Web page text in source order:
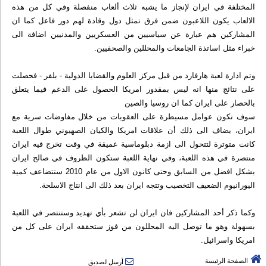
المختلفة في ايران لإنجاز ما يشبه ثلاث ألعاب منفصلة وفي كل من هذه
الالعاب يكون اللاعبون ضمن فرق تمثل دول وقادة لهم دور فاعل كما ان
المشاركين هم عبارة عن سياسيين من العسكريين والمدنيين اضافة الى
خبراء مثل اساتذة الجامعات والمحللين والصحفيين.
وتم ادارة لعبة هارفارد من قبل مركز العلوم والقضايا الدولية - بلفر - فحصلت
على نتائج منها انه ليس بمقدور امريكا الحصول على الدعم فيما يتعلق
بالحصار على ايران كما ان روسيا والصين
سوف تكون عوامل مسيطرة على العقوبات من خلال مفاوضات سرية مع
ايران، يضاف الى ذلك أن علاقات امريكا والكيان الصهيوني طوال اللعبة
كانت متوترة لتتحول الى ازمة دبلوماسية عميقة في وقت تخرج فيه ايران
منتصرة في هذه اللعبة، وفي نهاية اللعبة ستكون الظروف في صالح ايران
بشكل افضل من السابق وحتى كانون الاول من عام 2010 ستتضاعف كمية
اليورانيوم الضعيف التخصيب وتتجه ايران بعد ذلك الى انتاج الاسلحة.
وكما ذكر أحد المشاركين فان ايران لن تشعر بأي تهديد وستنتصر في اللعبة
بسهولة وهو ما توصل اليه المحللون من فوز ستحققه ايران على كل من
امريكا واسرائيل.
الصفحة الرئيسة
أرسل لصديق